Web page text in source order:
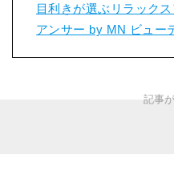
目利きが選ぶリラック
アンサー by MN ビュー